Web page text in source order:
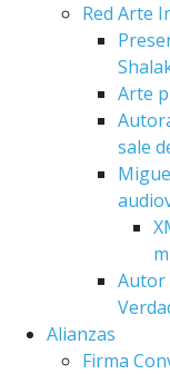
Red Arte
Arte
sale
Autor
Alianzas
Firma